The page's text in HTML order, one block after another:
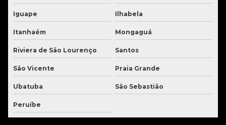
Iguape Ilhabela
Itanhaém Mongaguá
Riviera de São Lourenço Santos
São Vicente Praia Grande
Ubatuba São Sebastião
Peruíbe